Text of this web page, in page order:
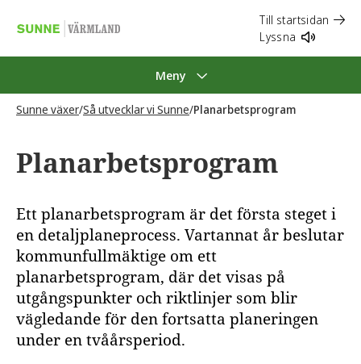
Till startsidan
Lyssna
Meny
Sunne växer/Så utvecklar vi Sunne/Planarbetsprogram
Planarbetsprogram
Ett planarbetsprogram är det första steget i
en detaljplaneprocess. Vartannat år beslutar
kommunfullmäktige om ett
planarbetsprogram, där det visas på
utgångspunkter och riktlinjer som blir
vägledande för den fortsatta planeringen
under en tvåårsperiod.